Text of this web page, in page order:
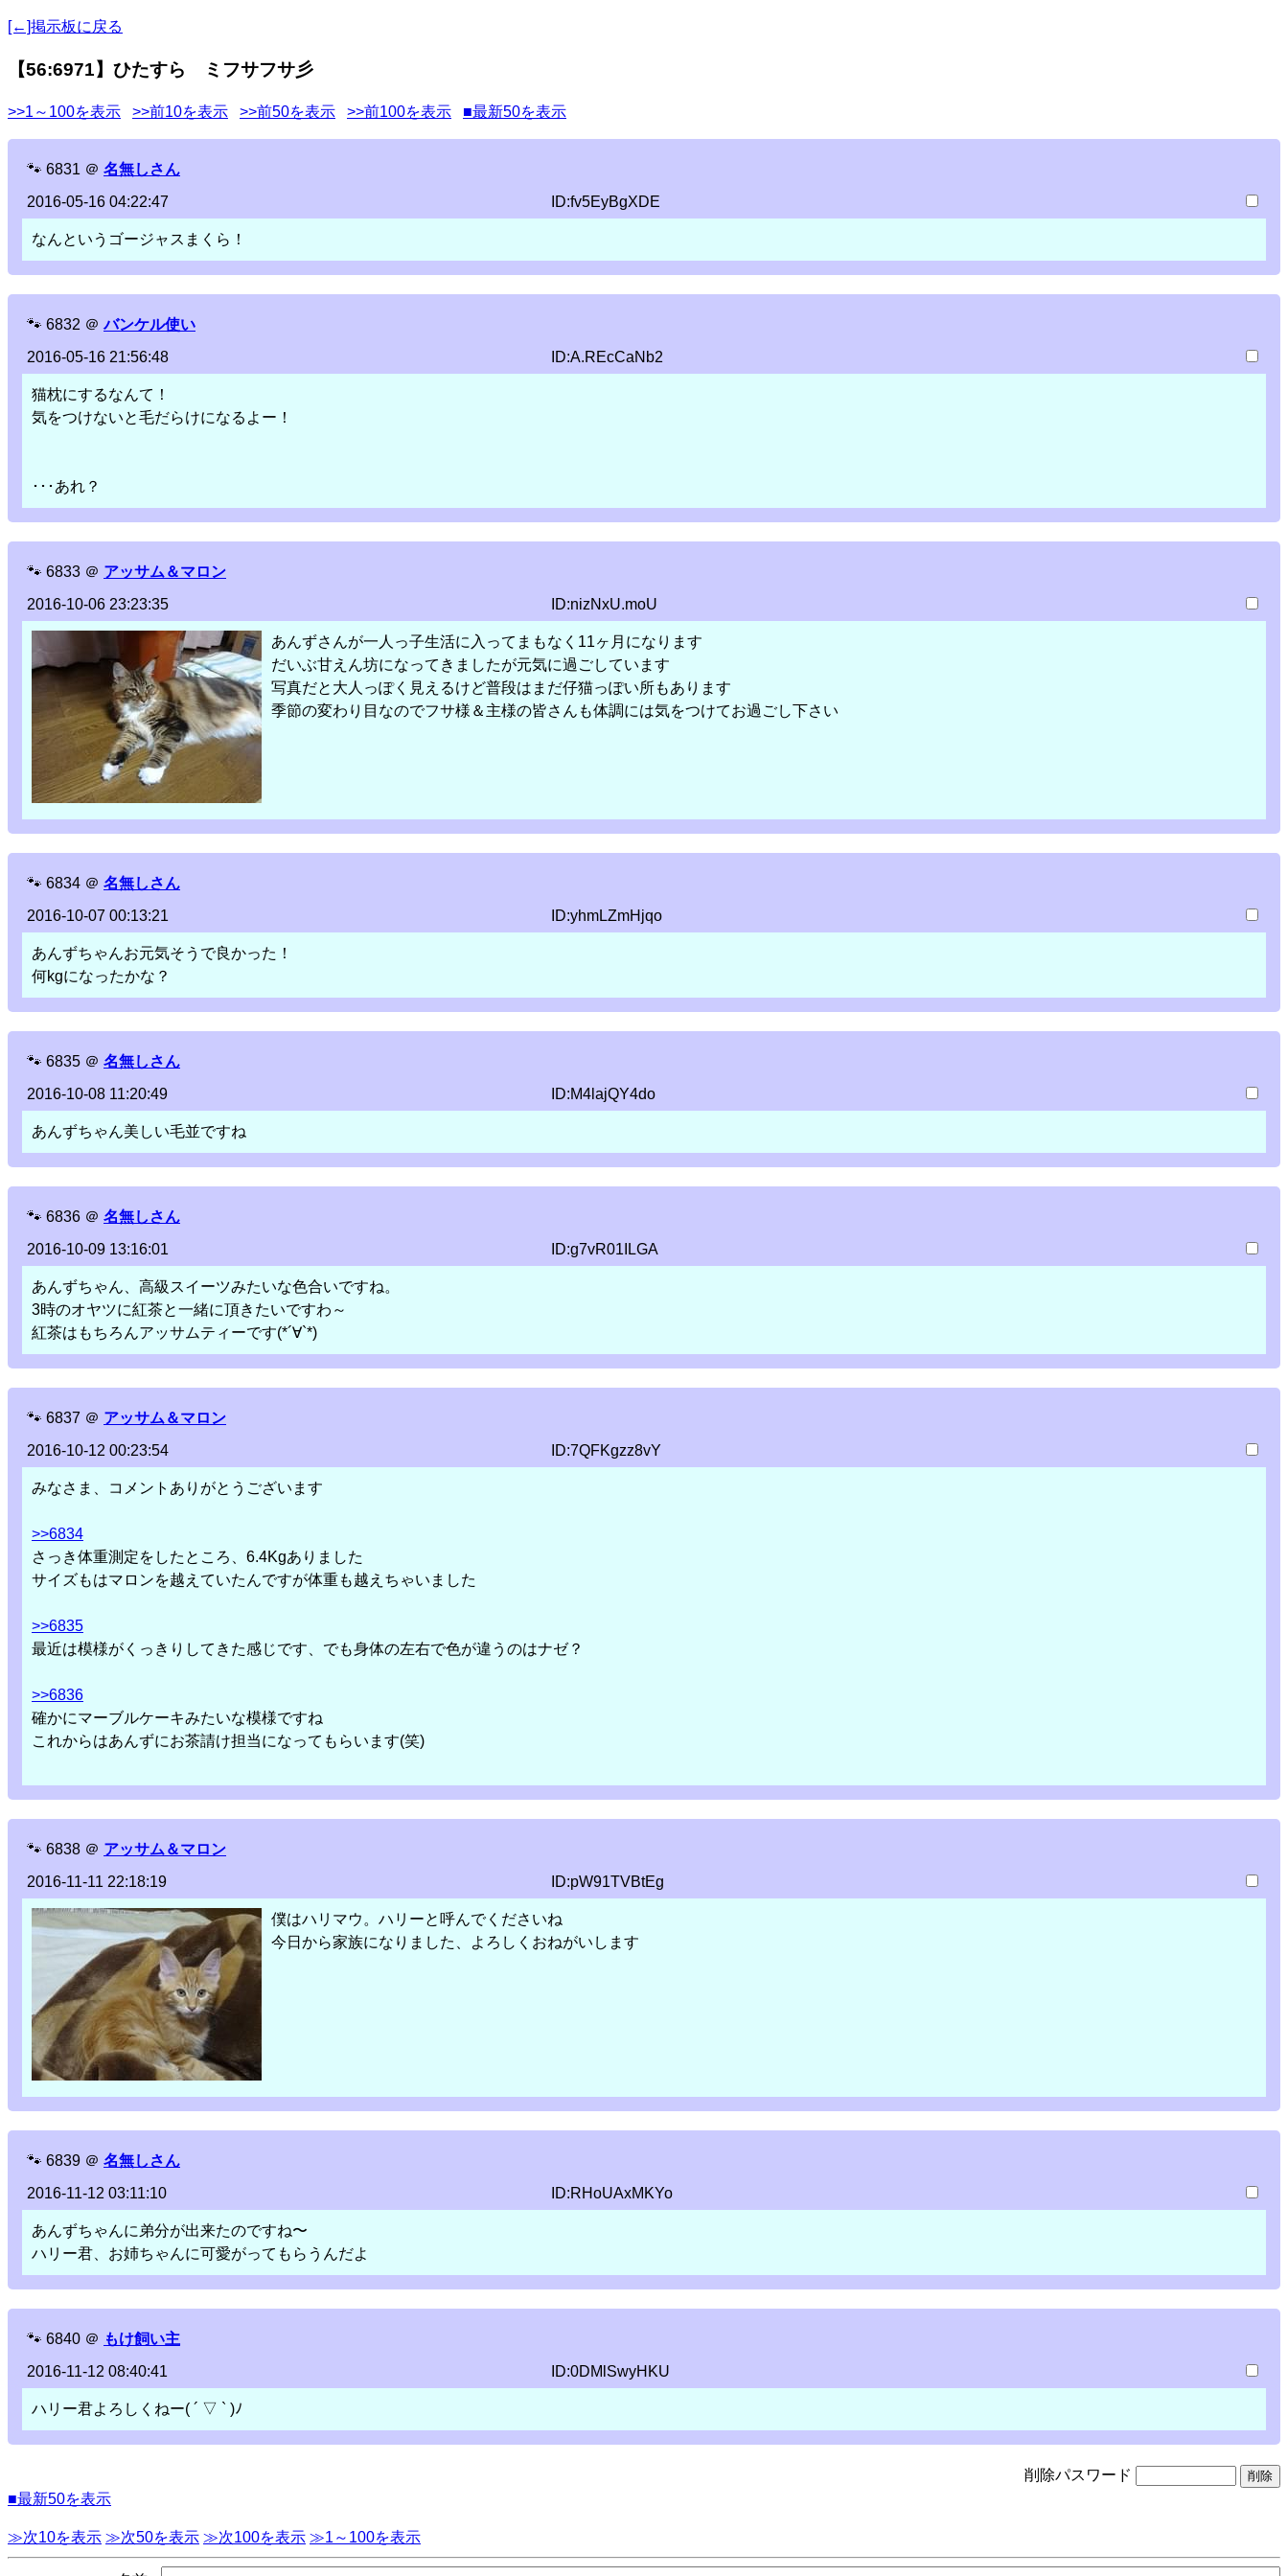
[←]掲示板に戻る
【56:6971】ひたすら ミフサフサ彡
>>1～100を表示 >>前10を表示 >>前50を表示 >>前100を表示 ■最新50を表示
🐾 6831 ＠ 名無しさん
2016-05-16 04:22:47
ID:fv5EyBgXDE
なんというゴージャスまくら！
🐾 6832 ＠ バンケル使い
2016-05-16 21:56:48
ID:A.REcCaNb2
猫枕にするなんて！
気をつけないと毛だらけになるよー！
･･･あれ？
🐾 6833 ＠ アッサム＆マロン
2016-10-06 23:23:35
ID:nizNxU.moU
あんずさんが一人っ子生活に入ってまもなく11ヶ月になります
だいぶ甘えん坊になってきましたが元気に過ごしています
写真だと大人っぽく見えるけど普段はまだ仔猫っぽい所もあります
季節の変わり目なのでフサ様＆主様の皆さんも体調には気をつけてお過ごし下さい
🐾 6834 ＠ 名無しさん
2016-10-07 00:13:21
ID:yhmLZmHjqo
あんずちゃんお元気そうで良かった！
何kgになったかな？
🐾 6835 ＠ 名無しさん
2016-10-08 11:20:49
ID:M4lajQY4do
あんずちゃん美しい毛並ですね
🐾 6836 ＠ 名無しさん
2016-10-09 13:16:01
ID:g7vR01ILGA
あんずちゃん、高級スイーツみたいな色合いですね。
3時のオヤツに紅茶と一緒に頂きたいですわ～
紅茶はもちろんアッサムティーです(*´∀`*)
🐾 6837 ＠ アッサム＆マロン
2016-10-12 00:23:54
ID:7QFKgzz8vY
みなさま、コメントありがとうございます
>>6834
さっき体重測定をしたところ、6.4Kgありました
サイズもはマロンを越えていたんですが体重も越えちゃいました
>>6835
最近は模様がくっきりしてきた感じです、でも身体の左右で色が違うのはナゼ？
>>6836
確かにマーブルケーキみたいな模様ですね
これからはあんずにお茶請け担当になってもらいます(笑)
🐾 6838 ＠ アッサム＆マロン
2016-11-11 22:18:19
ID:pW91TVBtEg
僕はハリマウ。ハリーと呼んでくださいね
今日から家族になりました、よろしくおねがいします
🐾 6839 ＠ 名無しさん
2016-11-12 03:11:10
ID:RHoUAxMKYo
あんずちゃんに弟分が出来たのですね〜
ハリー君、お姉ちゃんに可愛がってもらうんだよ
🐾 6840 ＠ もけ飼い主
2016-11-12 08:40:41
ID:0DMlSwyHKU
ハリー君よろしくねー( ´ ▽ ` )ﾉ
削除パスワード
■最新50を表示
≫次10を表示 ≫次50を表示 ≫次100を表示 ≫1～100を表示